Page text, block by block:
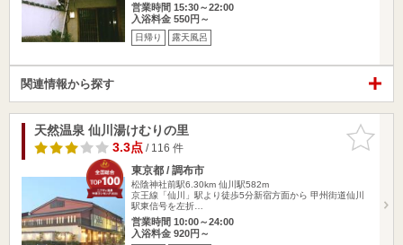
営業時間 15:30～22:00
入浴料金 550円～
日帰り 露天風呂
関連情報から探す
お気に入
りに追加
天然温泉 仙川湯けむりの里
3.3点/ 116 件
東京都 / 調布市
松陰神社前駅6.30km 仙川駅582m
京王線「仙川」駅より徒歩5分新宿方面から 甲州街道仙川
駅東信号を左折…
営業時間 10:00～24:00
入浴料金 920円～